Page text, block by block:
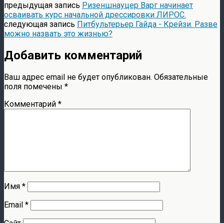
предыдущая запись Ризеншнауцер Варг начинает
осваивать курс начальной дрессировки ЛИРОС.
следующая запись Питбультерьер Гайда - Крейзи. Разве
можно назвать это жизнью?
Добавить комментарий
Ваш адрес email не будет опубликован. Обязательные
поля помечены *
Комментарий *
Имя *
Email *